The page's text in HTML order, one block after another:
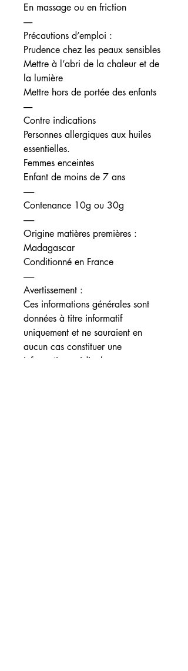
En massage ou en friction
-----
Précautions d’emploi :
Prudence chez les peaux sensibles
Mettre à l’abri de la chaleur et de
la lumière
Mettre hors de portée des enfants
-----
Contre indications
Personnes allergiques aux huiles
essentielles.
Femmes enceintes
Enfant de moins de 7 ans
------
Contenance 10g ou 30g
------
Origine matières premières :
Madagascar
Conditionné en France
------
Avertissement :
Ces informations générales sont
données à titre informatif
uniquement et ne sauraient en
aucun cas constituer une
information médicale.